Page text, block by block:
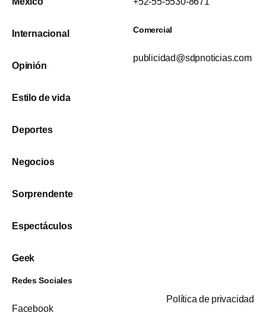
Internacional
Opinión
Estilo de vida
Deportes
Negocios
Sorprendente
Espectáculos
Geek
Comercial
publicidad@sdpnoticias.com
Redes Sociales
Facebook
Política de privacidad